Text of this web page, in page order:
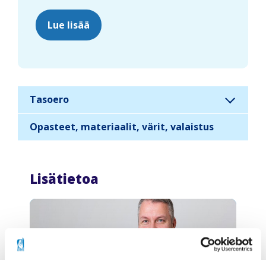
S
d
a
Tasoero
Opasteet, materiaalit, värit, valaistus
Lisätietoa
Lue lisää